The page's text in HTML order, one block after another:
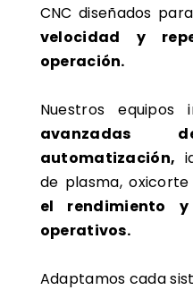
CNC diseñados
velocidad y
operación.
Nuestros equipos
automatización,
de plasma,
el rendimiento
operativos.
Adaptamos cada